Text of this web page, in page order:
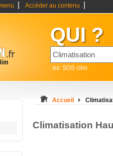
Accéder au contenu
QUI ?
ex: SOS clim
Accueil
Climatisation